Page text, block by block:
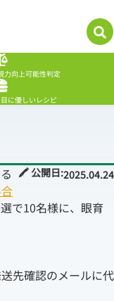
力向上可能性判定
目に優しいレシピ
🖍 公開日:2025.04.24
で10名様に、眼育
先確認のメールに代